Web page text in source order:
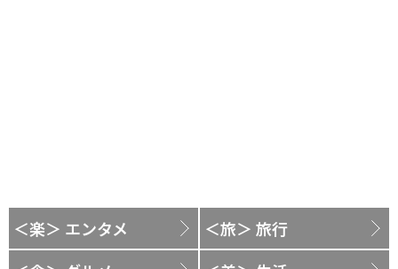
＜楽＞ エンタメ
＜旅＞ 旅行